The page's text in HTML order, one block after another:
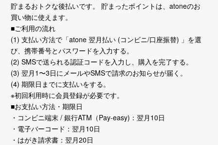
貯まるおトクな後払いです。 貯まったポイントは、atoneのお
買い物に使えます。
■ご利用の流れ
(1) 支払い方法で「atone 翌月払い (コンビニ/口座振替) 」を選
び、携帯番号とパスワードを入力する。
(2) SMSで送られる認証コードを入力し、購入を完了する。
(3) 翌月1〜3日にメールやSMSで請求のお知らせが届く。
(4) 期限日までに支払いをする。
※初回利用時に会員登録が必要です。
■お支払い方法・期限日
・コンビニ端末 / 銀行ATM（Pay-easy)：翌月10日
・電子バーコード：翌月10日
・はがき請求書：翌月20日